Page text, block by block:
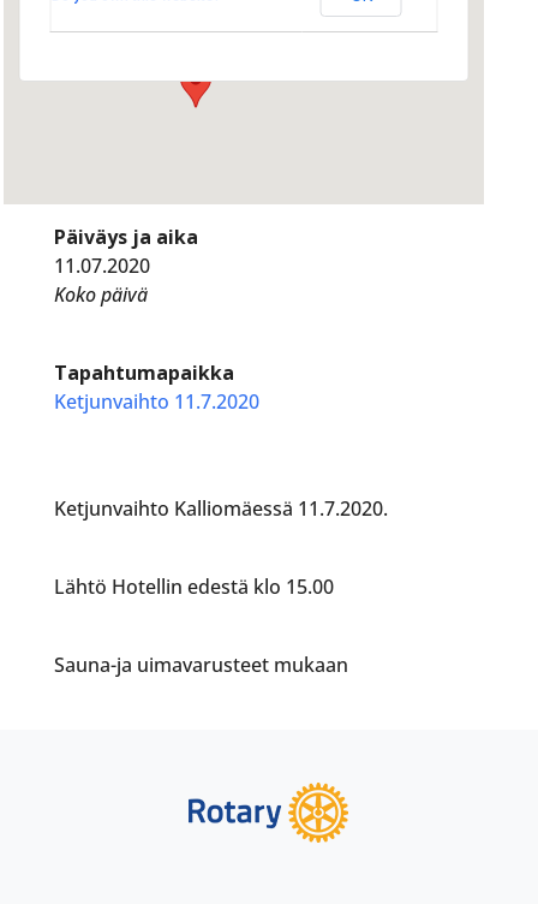
Kalliomäki - Alavus
Päiväys ja aika
11.07.2020
Koko päivä
Tapahtumapaikka
Ketjunvaihto 11.7.2020
Ketjunvaihto Kalliomäessä 11.7.2020.
Lähtö Hotellin edestä klo 15.00
Sauna-ja uimavarusteet mukaan